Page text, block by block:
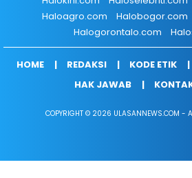
Haloagro.com
Halobogor.com
Halogorontalo.com
HOME REDAKSI KODE ETIK
HAK JAWAB
COPYRIGHT © 2026 ULASANNEWS.COM -